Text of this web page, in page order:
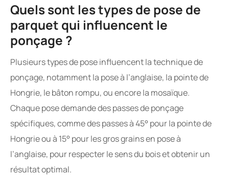
Quels sont les types de pose de
parquet qui influencent le
ponçage ?
Plusieurs types de pose influencent la technique de
ponçage, notamment la pose à l’anglaise, la pointe de
Hongrie, le bâton rompu, ou encore la mosaïque.
Chaque pose demande des passes de ponçage
spécifiques, comme des passes à 45° pour la pointe de
Hongrie ou à 15° pour les gros grains en pose à
l’anglaise, pour respecter le sens du bois et obtenir un
résultat optimal.